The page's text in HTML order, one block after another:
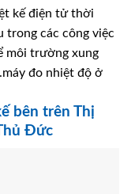
kế điện tử thời
trong các công việc
môi trường xung
đo nhiệt độ ở
bên trên Thị
Đức